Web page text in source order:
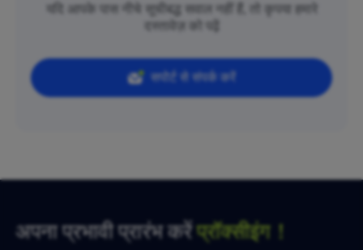
यदि आपके पास नीचे सूचीबद्ध सवाल नहीं हैं, तो कृपया हमारे
दस्तावेज़ को पढ़ें
सपोर्ट से संपर्क करें
अपना प्रभावी प्रारंभ करेंप्रॉक्सीइंग！